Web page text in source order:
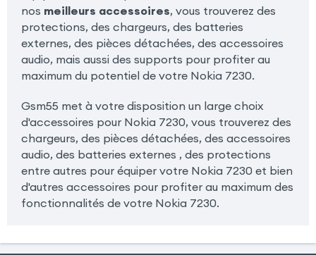
nos meilleurs accessoires, vous trouverez des
protections, des chargeurs, des batteries
externes, des pièces détachées, des accessoires
audio, mais aussi des supports pour profiter au
maximum du potentiel de votre Nokia 7230.
Gsm55 met à votre disposition un large choix
d'accessoires pour Nokia 7230, vous trouverez des
chargeurs, des pièces détachées, des accessoires
audio, des batteries externes , des protections
entre autres pour équiper votre Nokia 7230 et bien
d'autres accessoires pour profiter au maximum des
fonctionnalités de votre Nokia 7230.